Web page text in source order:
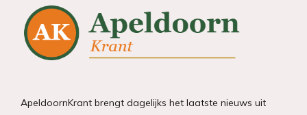
ApeldoornKrant brengt dagelijks het laatste nieuws uit